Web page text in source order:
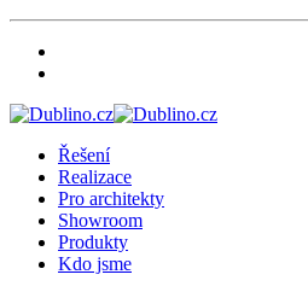
Řešení
Realizace
Pro architekty
Showroom
Produkty
Kdo jsme